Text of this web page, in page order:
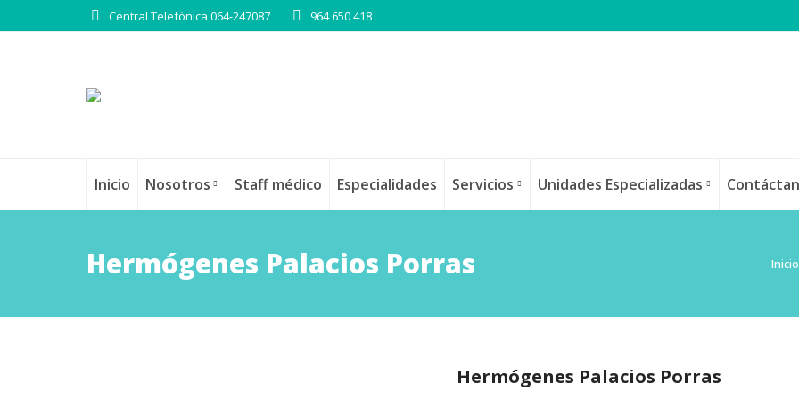
Central Telefónica 064-247087 964 650 418
Inicio Nosotros Staff médico Especialidades Servicios Unidades Especializadas
Hermógenes Palacios Porras Inicio
Hermógenes Palacios Porras